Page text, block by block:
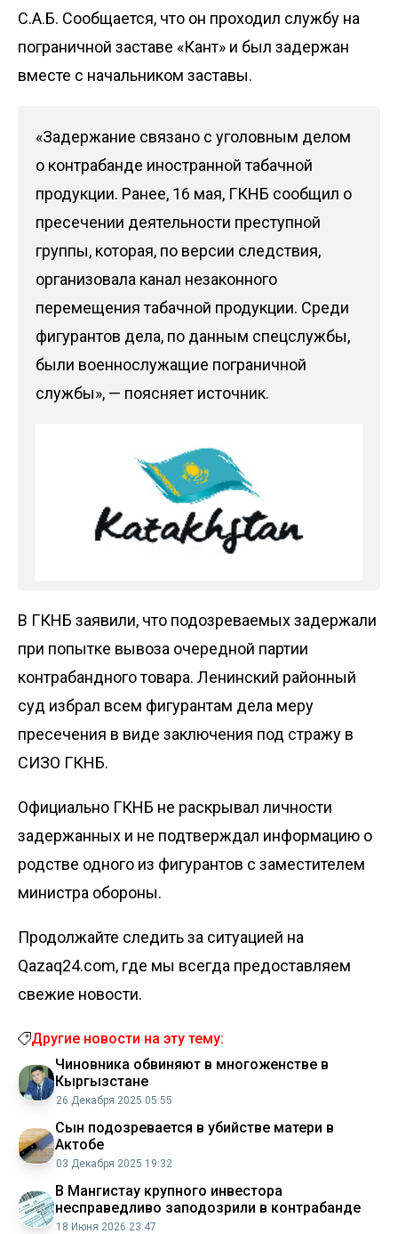
С.А.Б. Сообщается, что он проходил службу на
пограничной заставе «Кант» и был задержан
вместе с начальником заставы.
«Задержание связано с уголовным делом
о контрабанде иностранной табачной
продукции. Ранее, 16 мая, ГКНБ сообщил о
пресечении деятельности преступной
группы, которая, по версии следствия,
организовала канал незаконного
перемещения табачной продукции. Среди
фигурантов дела, по данным спецслужбы,
были военнослужащие пограничной
службы», — поясняет источник.
В ГКНБ заявили, что подозреваемых задержали
при попытке вывоза очередной партии
контрабандного товара. Ленинский районный
суд избрал всем фигурантам дела меру
пресечения в виде заключения под стражу в
СИЗО ГКНБ.
Официально ГКНБ не раскрывал личности
задержанных и не подтверждал информацию о
родстве одного из фигурантов с заместителем
министра обороны.
Продолжайте следить за ситуацией на
Qazaq24.com, где мы всегда предоставляем
свежие новости.
Другие новости на эту тему:
Чиновника обвиняют в многоженстве в
Кыргызстане
26 Декабря 2025 05:55
Сын подозревается в убийстве матери в
Актобе
03 Декабря 2025 19:32
В Мангистау крупного инвестора
несправедливо заподозрили в контрабанде
18 Июня 2026 23:47